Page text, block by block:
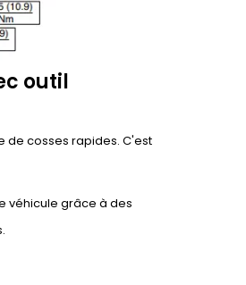
outil
de cosses rapides. C'est
véhicule grâce à des